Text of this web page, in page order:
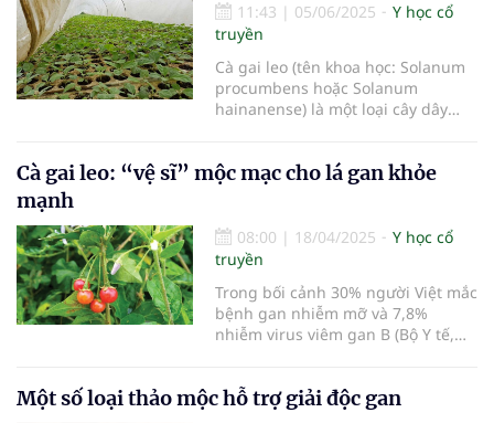
11:43 | 05/06/2025
Y học cổ
truyền
Cà gai leo (tên khoa học: Solanum
procumbens hoặc Solanum
hainanense) là một loại cây dây
khu vườn tại Việt Nam. Cây thuộc
Cà gai leo: “vệ sĩ” mộc mạc cho lá gan khỏe
mạnh
08:00 | 18/04/2025
Y học cổ
truyền
Trong bối cảnh 30% người Việt mắc
bệnh gan nhiễm mỡ và 7,8%
nhiễm virus viêm gan B (Bộ Y tế,
đường – đang trở thành tâm điểm
Một số loại thảo mộc hỗ trợ giải độc gan